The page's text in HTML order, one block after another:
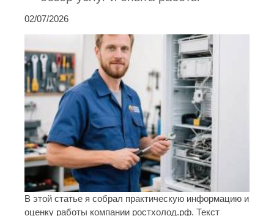
02/07/2026
В этой статье я собрал практическую информацию и
оценку работы компании ростхолод.рф. Текст